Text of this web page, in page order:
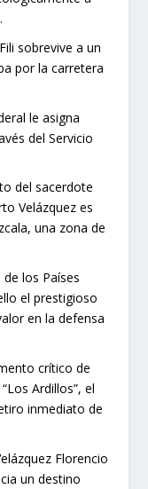
sobrevive a un
por la carretera
le asigna
del Servicio
del sacerdote
Velázquez es
una zona de
los Países
el prestigioso
en la defensa
crítico de
Ardillos”, el
inmediato de
Florencio
un destino